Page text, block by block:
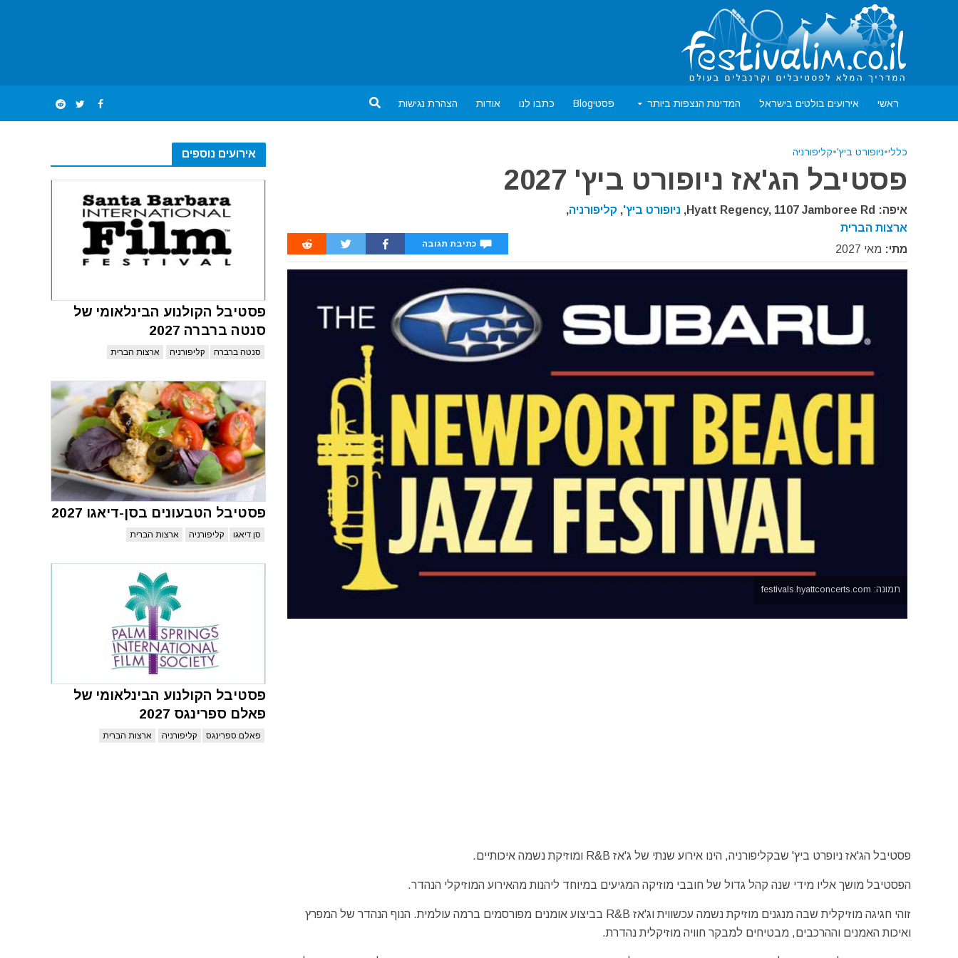
ראשי אירועים בולטים בישראל המדינות הנצפות ביותר פסטיBlog כתבו לנו אודות הצהרת נגישות
אירועים נוספים
פסטיבל הקולנוע הבינלאומי של
סנטה ברברה 2027
סנטה ברברה קליפורניה ארצות הברית
פסטיבל הטבעונים בסן-דיאגו 2027
סן דיאגו קליפורניה ארצות הברית
פסטיבל הקולנוע הבינלאומי של
פאלם ספרינגס 2027
פאלם ספרינגס קליפורניה ארצות הברית
כללי•ניופורט ביץ'•קליפורניה
פסטיבל הג'אז ניופורט ביץ' 2027
איפה: Hyatt Regency, 1107 Jamboree Rd, ניופורט ביץ', קליפורניה,
ארצות הברית
מתי: מאי 2027 כתיבת תגובה
תמונה: festivals.hyattconcerts.com
פסטיבל הג'אז ניופרט ביץ' שבקליפורניה, הינו אירוע שנתי של ג'אז R&B ומוזיקת נשמה איכותיים.
הפסטיבל מושך אליו מידי שנה קהל גדול של חובבי מוזיקה המגיעים במיוחד ליהנות מהאירוע המוזיקלי הנהדר.
זוהי חגיגה מוזיקלית שבה מנגנים מוזיקת נשמה עכשווית וג'אז R&B בביצוע אומנים מפורסמים ברמה עולמית. הנוף הנהדר של המפרץ
ואיכות האמנים וההרכבים, מבטיחים למבקר חוויה מוזיקלית נהדרת.